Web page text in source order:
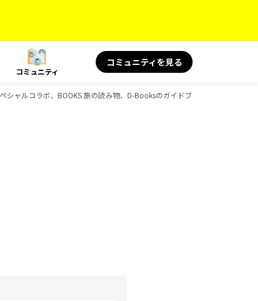
コミュニティ
コミュニティを見る
ャルコラボ、BOOKS 旅の読み物、D-Booksのガイドブック一覧